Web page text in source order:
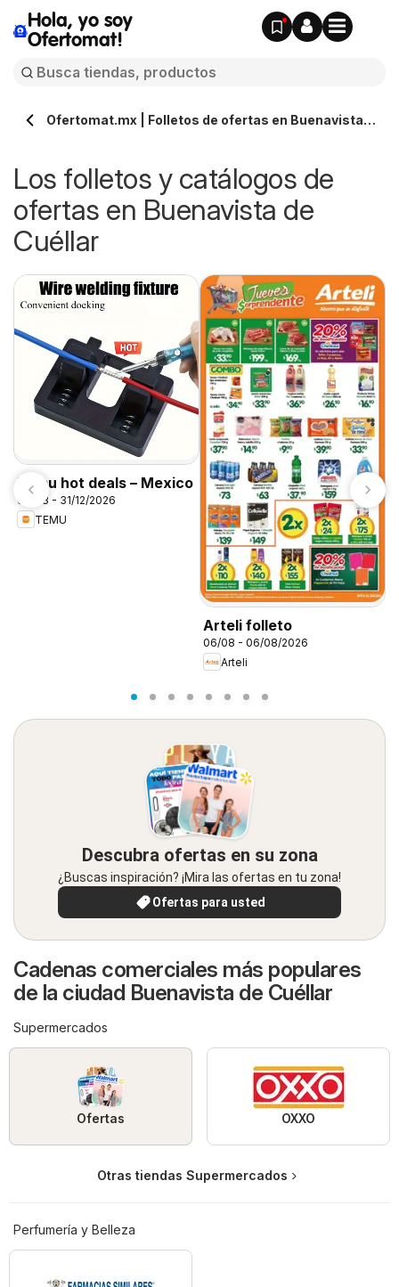
Hola, yo soy
Ofertomat!
Ofertomat.mx | Folletos de ofertas en Buenavista
Los folletos y catálogos de
ofertas en Buenavista de
Cuéllar
Temu hot deals – Mexico
06/08 - 31/12/2026
TEMU
Arteli folleto
06/08 - 06/08/2026
Arteli
Descubra ofertas en su zona
¿Buscas inspiración? ¡Mira las ofertas en tu zona!
Ofertas para usted
Cadenas comerciales más populares
de la ciudad Buenavista de Cuéllar
Supermercados
Ofertas OXXO
Otras tiendas Supermercados
Perfumería y Belleza